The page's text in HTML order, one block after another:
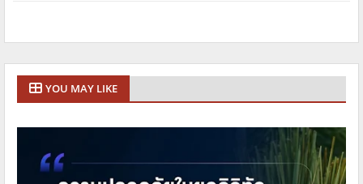
YOU MAY LIKE